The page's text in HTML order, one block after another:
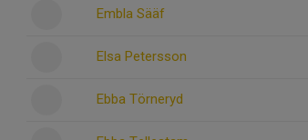
Embla Sääf
Elsa Petersson
Ebba Törneryd